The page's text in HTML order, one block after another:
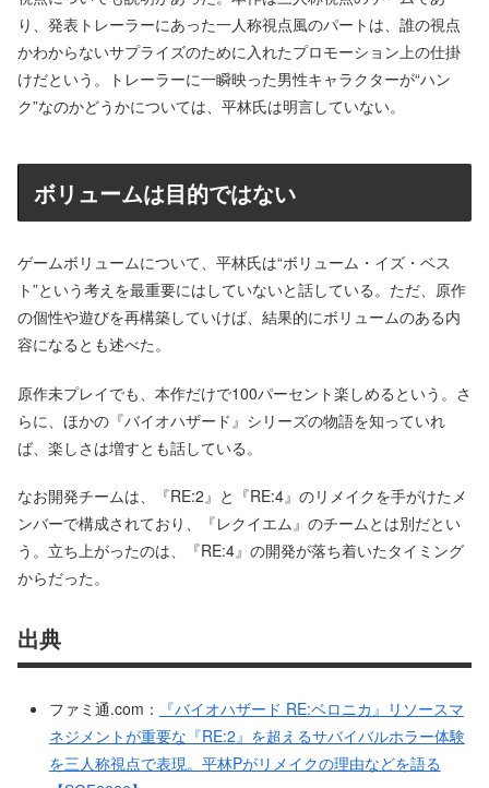
り、発表トレーラーにあった一人称視点風のパートは、誰の視点
かわからないサプライズのために入れたプロモーション上の仕掛
けだという。トレーラーに一瞬映った男性キャラクターが“ハン
ク”なのかどうかについては、平林氏は明言していない。
ボリュームは目的ではない
ゲームボリュームについて、平林氏は“ボリューム・イズ・ベス
ト”という考えを最重要にはしていないと話している。ただ、原作
の個性や遊びを再構築していけば、結果的にボリュームのある内
容になるとも述べた。
原作未プレイでも、本作だけで100パーセント楽しめるという。さ
らに、ほかの『バイオハザード』シリーズの物語を知っていれ
ば、楽しさは増すとも話している。
なお開発チームは、『RE:2』と『RE:4』のリメイクを手がけたメ
ンバーで構成されており、『レクイエム』のチームとは別だとい
う。立ち上がったのは、『RE:4』の開発が落ち着いたタイミング
からだった。
出典
ファミ通.com：
『バイオハザード RE:ベロニカ』リソースマ
ネジメントが重要な『RE:2』を超えるサバイバルホラー体験
を三人称視点で表現。平林Pがリメイクの理由などを語る